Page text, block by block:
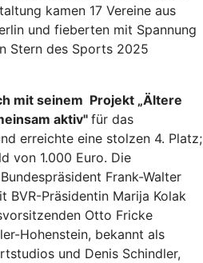
kamen 17 Vereine aus
und fieberten mit Spannung
Stern des Sports 2025
mit seinem Projekt „Ältere
aktiv" für das
erreichte eine stolzen 4. Platz;
von 1.000 Euro. Die
Frank-Walter
BVR-Präsidentin Marija Kolak
Otto Fricke
Hohenstein, bekannt als
und Denis Schindler,